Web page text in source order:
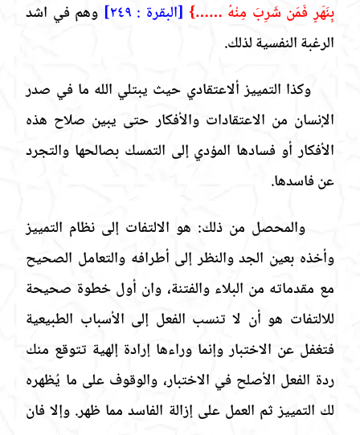
بِنَهَرٍ فَمَن شَرِبَ مِنْهُ ……} [البقرة : ٢٤٩]
وهم في اشد
الرغبة النفسية لذلك.
وكذا التمييز ألاعتقادي حيث يبتلي الله ما في صدر
الإنسان من الاعتقادات والأفكار حتى يبين صلاح هذه
الأفكار أو فسادها المؤدي إلى التمسك بصالحها والتجرد
عن فاسدها.
والمحصل من ذلك: هو الالتفات إلى نظام التمييز
وأخذه بعين الجد والنظر إلى أطرافه والتعامل الصحيح
مع مقدماته من البلاء والفتنة، وان أول خطوة صحيحة
للالتفات هو أن لا تنسب الفعل إلى الأسباب الطبيعية
فتغفل عن الاختبار وإنما وراءها إرادة إلهية تتوقع منك
ردة الفعل الأصلح في الاختبار، والوقوف على ما يُظهره
لك التمييز ثم العمل على إزالة الفاسد مما ظهر. وإلا فان